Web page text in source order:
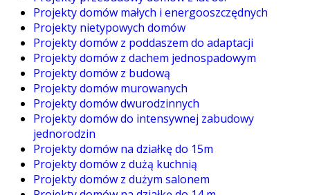
Projekty domów małych i energooszczędnych
Projekty nietypowych domów
Projekty domów z poddaszem do adaptacji
Projekty domów z dachem jednospadowym
Projekty domów z budową
Projekty domów murowanych
Projekty domów dwurodzinnych
Projekty domów do intensywnej zabudowy
jednorodzin
Projekty domów na działkę do 15m
Projekty domów z dużą kuchnią
Projekty domów z dużym salonem